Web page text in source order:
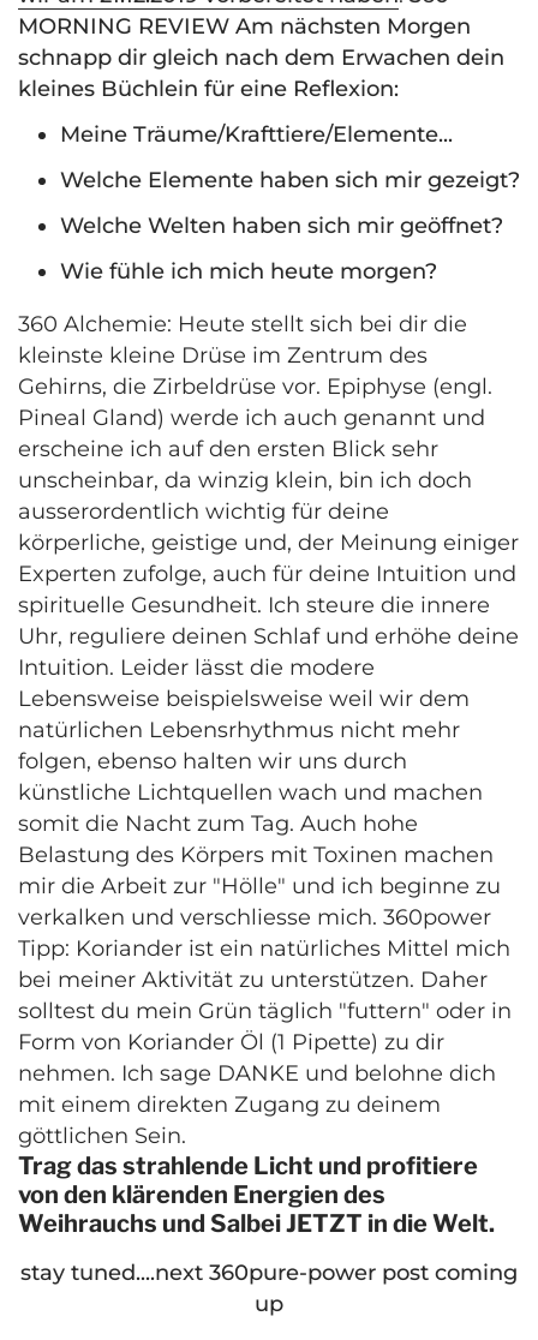
MORNING REVIEW Am nächsten Morgen
schnapp dir gleich nach dem Erwachen dein
kleines Büchlein für eine Reflexion:
Meine Träume/Krafttiere/Elemente...
Welche Elemente haben sich mir gezeigt?
Welche Welten haben sich mir geöffnet?
Wie fühle ich mich heute morgen?
360 Alchemie: Heute stellt sich bei dir die
kleinste kleine Drüse im Zentrum des
Gehirns, die Zirbeldrüse vor. Epiphyse (engl.
Pineal Gland) werde ich auch genannt und
erscheine ich auf den ersten Blick sehr
unscheinbar, da winzig klein, bin ich doch
ausserordentlich wichtig für deine
körperliche, geistige und, der Meinung einiger
Experten zufolge, auch für deine Intuition und
spirituelle Gesundheit. Ich steure die innere
Uhr, reguliere deinen Schlaf und erhöhe deine
Intuition. Leider lässt die modere
Lebensweise beispielsweise weil wir dem
natürlichen Lebensrhythmus nicht mehr
folgen, ebenso halten wir uns durch
künstliche Lichtquellen wach und machen
somit die Nacht zum Tag. Auch hohe
Belastung des Körpers mit Toxinen machen
mir die Arbeit zur "Hölle" und ich beginne zu
verkalken und verschliesse mich. 360power
Tipp: Koriander ist ein natürliches Mittel mich
bei meiner Aktivität zu unterstützen. Daher
solltest du mein Grün täglich "futtern" oder in
Form von Koriander Öl (1 Pipette) zu dir
nehmen. Ich sage DANKE und belohne dich
mit einem direkten Zugang zu deinem
göttlichen Sein.
Trag das strahlende Licht und profitiere
von den klärenden Energien des
Weihrauchs und Salbei JETZT in die Welt.
stay tuned....next 360pure-power post coming
up